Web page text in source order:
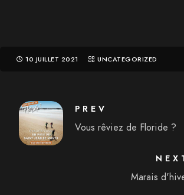
10 JUILLET 2021 UNCATEGORIZED
PREV
Vous rêviez de Floride ?
Marais